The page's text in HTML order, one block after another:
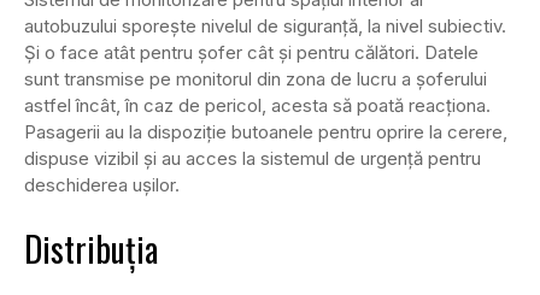
autobuzului sporește nivelul de siguranță, la nivel subiectiv.
Și o face atât pentru șofer cât și pentru călători. Datele
sunt transmise pe monitorul din zona de lucru a șoferului
astfel încât, în caz de pericol, acesta să poată reacționa.
Pasagerii au la dispoziție butoanele pentru oprire la cerere,
dispuse vizibil și au acces la sistemul de urgență pentru
deschiderea ușilor.
Distribuția